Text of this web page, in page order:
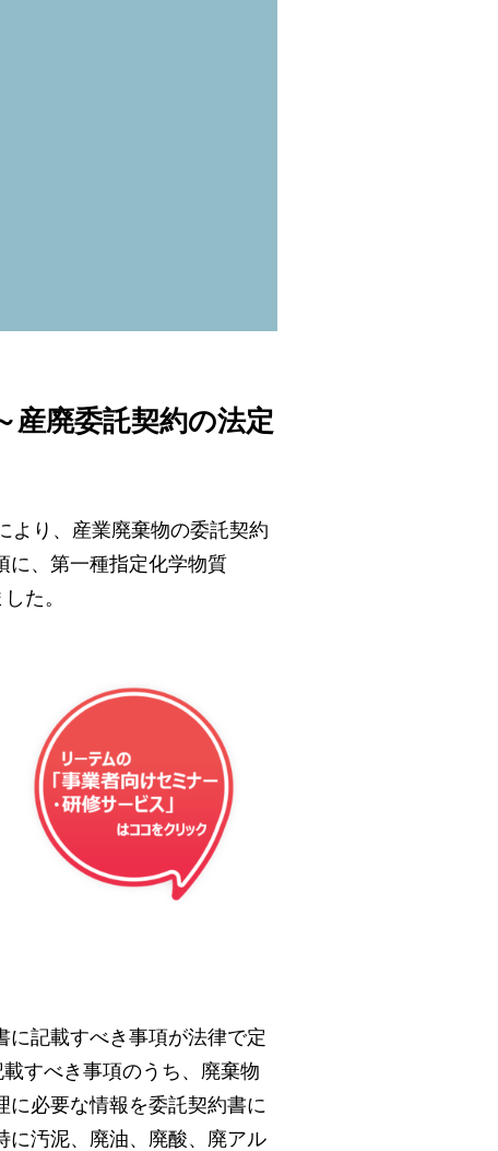
産廃委託契約の法定
より、産業廃棄物の委託契約
に、第一種指定化学物質
た。
に記載すべき事項が法律で定
すべき事項のうち、廃棄物
必要な情報を委託契約書に
に汚泥、廃油、廃酸、廃アル